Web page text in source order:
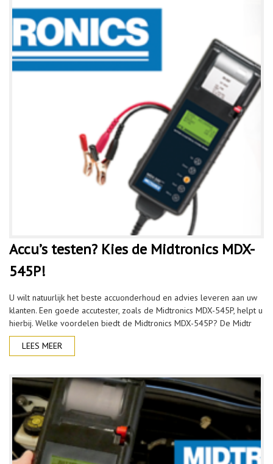
Accu’s testen? Kies de Midtronics MDX-
545P!
U wilt natuurlijk het beste accuonderhoud en advies leveren aan uw
klanten. Een goede accutester, zoals de Midtronics MDX-545P, helpt u
hierbij. Welke voordelen biedt de Midtronics MDX-545P? De Midtr
LEES MEER